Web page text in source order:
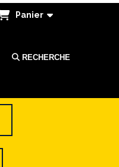
Panier
RECHERCHE